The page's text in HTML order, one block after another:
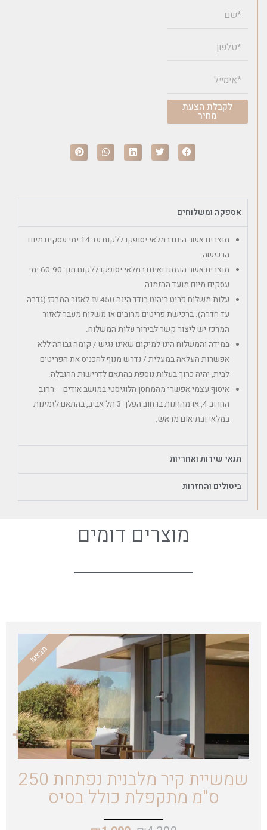
לקבלת הצעת
מחיר
אספקה ומשלוחים
מוצרים אשר הינם במלאי יסופקו ללקוח עד 14 ימי עסקים מיום
הרכישה.
מוצרים אשר הוזמנו ואינם במלאי יסופקו ללקוח תוך 60-90 ימי
עסקים מיום מועד ההזמנה.
עלות משלוח פריט ריהוט בודד הינה 450 ₪ לאזור המרכז (גדרה
עד חדרה). ברכישת פריטים מרובים או משלוח מעבר לאזור
המרכז יש ליצור קשר לבירור עלות המשלוח.
במידה והמשלוח הינו למיקום שאינו נגיש / קומה גבוהה ללא
אפשרות העלאה במעלית / נדרש מנוף להכניס את הפריטים
לבית, יהיה כרוך בעלות נוספת בהתאם לדרישות ההובלה.
איסוף עצמי אפשרי מהמחסן הלוגיסטי במושב אודים – רחוב
החרוב 4, או מהחנות ברחוב הפלך 3 תל אביב, בהתאם לזמינות
במלאי ובתיאום מראש.
תנאי שירות ואחריות
ביטולים והחזרות
מוצרים דומים
מבצע!
שמשיית קיר מלבנית נפתחת 250
ס"מ מתקפלת כולל בסיס